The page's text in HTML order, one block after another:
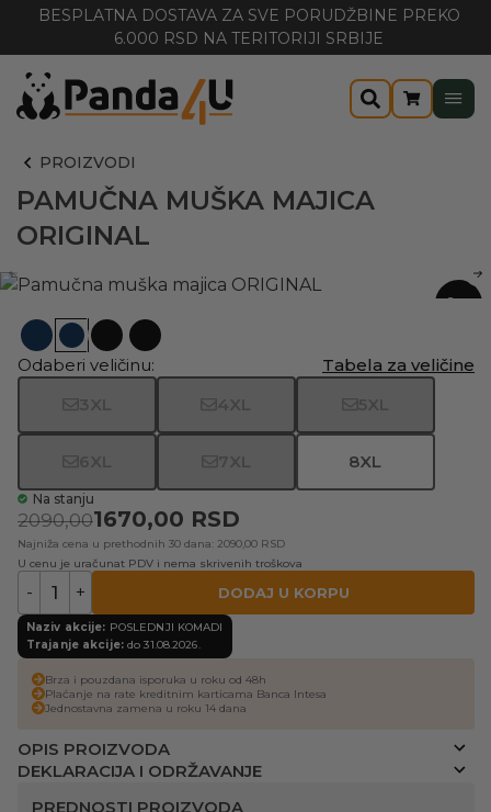
BESPLATNA DOSTAVA ZA SVE PORUDŽBINE PREKO
6.000 RSD NA TERITORIJI SRBIJE
PROIZVODI
PAMUČNA MUŠKA MAJICA
ORIGINAL
-20%
Odaberi veličinu:
Tabela za veličine
3XL
4XL 5XL
6XL 7XL 8XL
Na stanju
2090,001670,00 RSD
Najniža cena u prethodnih 30 dana: 2090,00 RSD
U cenu je uračunat PDV i nema skrivenih troškova
- + DODAJ U KORPU
Naziv akcije: POSLEDNJI KOMADI
Trajanje akcije:do 31.08.2026.
Brza i pouzdana isporuka u roku od 48h
Plaćanje na rate kreditnim karticama Banca Intesa
Jednostavna zamena u roku 14 dana
OPIS PROIZVODA
DEKLARACIJA I ODRŽAVANJE
PREDNOSTI PROIZVODA